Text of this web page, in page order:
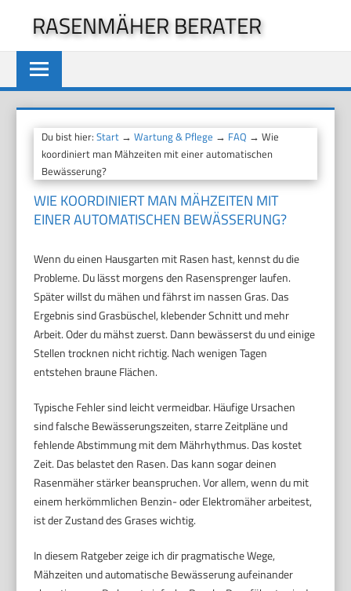
springen
RASENMÄHER BERATER
Du bist hier:Start →Wartung & Pflege → FAQ → Wie
koordiniert man Mähzeiten mit einer automatischen
Bewässerung?
WIE KOORDINIERT MAN MÄHZEITEN MIT
EINER AUTOMATISCHEN BEWÄSSERUNG?
Wenn du einen Hausgarten mit Rasen hast, kennst du die
Probleme. Du lässt morgens den Rasensprenger laufen.
Später willst du mähen und fährst im nassen Gras. Das
Ergebnis sind Grasbüschel, klebender Schnitt und mehr
Arbeit. Oder du mähst zuerst. Dann bewässerst du und einige
Stellen trocknen nicht richtig. Nach wenigen Tagen
entstehen braune Flächen.
Typische Fehler sind leicht vermeidbar. Häufige Ursachen
sind falsche Bewässerungszeiten, starre Zeitpläne und
fehlende Abstimmung mit dem Mährhythmus. Das kostet
Zeit. Das belastet den Rasen. Das kann sogar deinen
Rasenmäher stärker beanspruchen. Vor allem, wenn du mit
einem herkömmlichen Benzin- oder Elektromäher arbeitest,
ist der Zustand des Grases wichtig.
In diesem Ratgeber zeige ich dir pragmatische Wege,
Mähzeiten und automatische Bewässerung aufeinander